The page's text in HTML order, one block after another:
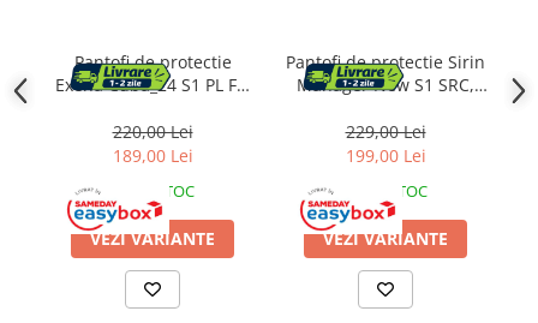
Pantofi de protectie
Exena Cuba_24 S1 PL FO
Lamela antiperforatie,
Antiderapant, Marime 35
220,00 Lei
189,00 Lei
IN STOC
VEZI VARIANTE
Pantofi de protectie Sirin
Manager New S1 SRC,
Lamela antiperforatie,
Antiderapant, Marime 38
229,00 Lei
199,00 Lei
IN STOC
VEZI VARIANTE